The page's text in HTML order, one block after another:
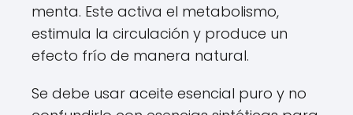
menta. Este activa el metabolismo,
estimula la circulación y produce un
efecto frío de manera natural.
Se debe usar aceite esencial puro y no